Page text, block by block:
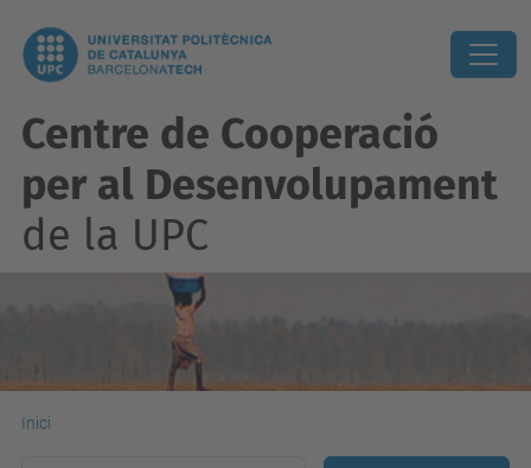
Centre de Cooperació
per al Desenvolupament
de la UPC
Inici